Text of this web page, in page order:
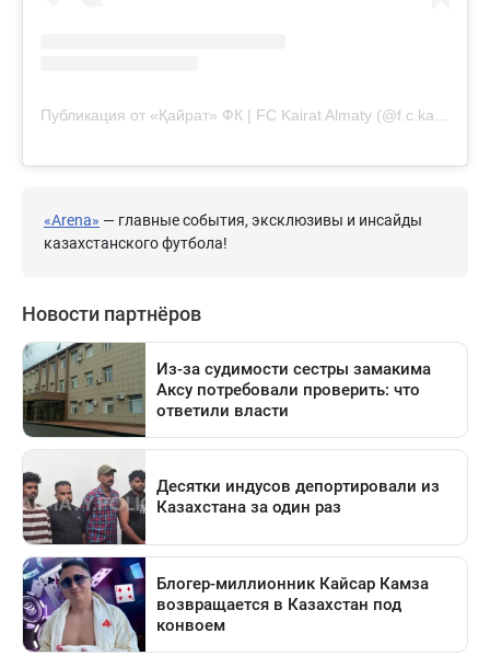
Публикация от «Қайрат» ФК | FC Kairat Almaty (@f.c.kairat)
«Arena» — главные события, эксклюзивы и инсайды
казахстанского футбола!